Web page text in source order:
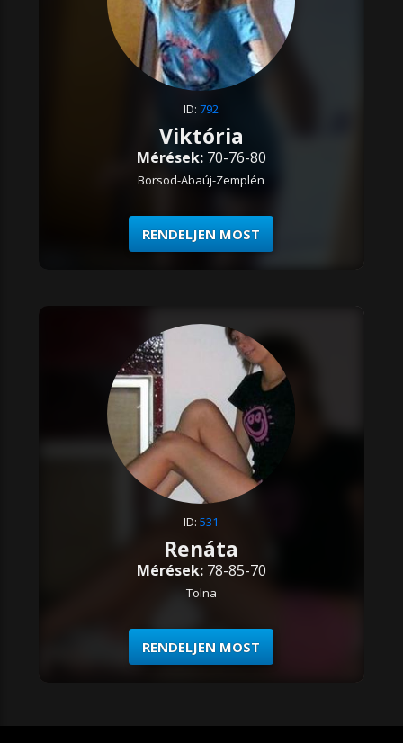
ID:792
Viktória
Mérések:70-76-80
Borsod-Abaúj-Zemplén
RENDELJEN MOST
ID:531
Renáta
Mérések:78-85-70
Tolna
RENDELJEN MOST